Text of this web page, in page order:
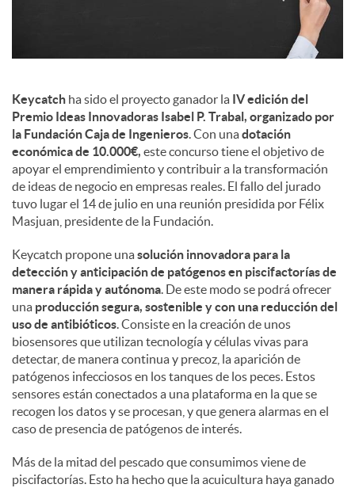
Keycatch ha sido el proyecto ganador la IV edición del
Premio Ideas Innovadoras Isabel P. Trabal, organizado por
la Fundación Caja de Ingenieros. Con unadotación
económica de 10.000€, este concurso tiene el objetivo de
apoyar el emprendimiento y contribuir a la transformación
de ideas de negocio en empresas reales. El fallo del jurado
tuvo lugar el 14 de julio en una reunión presidida por Félix
Masjuan, presidente de la Fundación.
Keycatch propone unasolución innovadora para la
detección y anticipación de patógenos en piscifactorías de
manera rápida y autónoma. De este modo se podrá ofrecer
una producción segura, sostenible y con una reducción del
uso de antibióticos. Consiste en la creación de unos
biosensores que utilizan tecnología y células vivas para
detectar, de manera continua y precoz, la aparición de
patógenos infecciosos en los tanques de los peces. Estos
sensores están conectados a una plataforma en la que se
recogen los datos y se procesan, y que genera alarmas en el
caso de presencia de patógenos de interés.
Más de la mitad del pescado que consumimos viene de
piscifactorías. Esto ha hecho que la acuicultura haya ganado